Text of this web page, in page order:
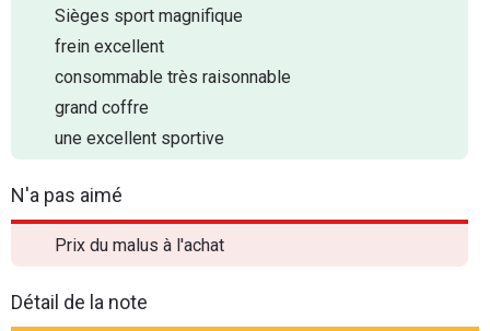
Sièges sport magnifique
frein excellent
consommable très raisonnable
grand coffre
une excellent sportive
N'a pas aimé
Prix du malus à l'achat
Détail de la note